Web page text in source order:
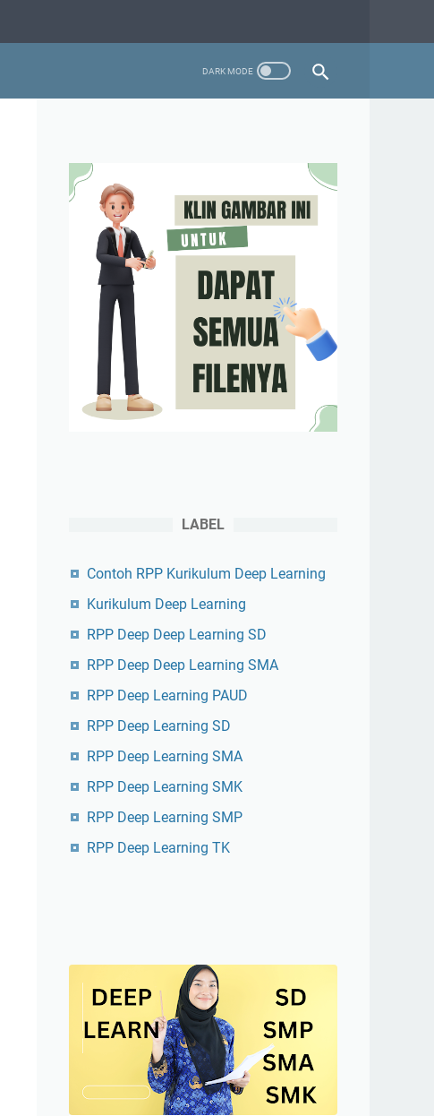
LABEL
Contoh RPP Kurikulum Deep Learning
Kurikulum Deep Learning
RPP Deep Deep Learning SD
RPP Deep Deep Learning SMA
RPP Deep Learning PAUD
RPP Deep Learning SD
RPP Deep Learning SMA
RPP Deep Learning SMK
RPP Deep Learning SMP
RPP Deep Learning TK